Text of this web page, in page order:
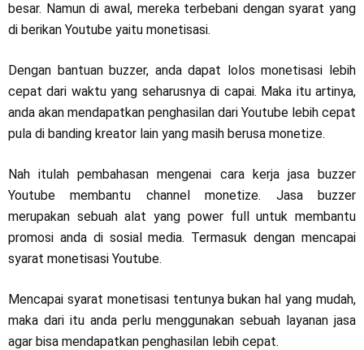
besar. Namun di awal, mereka terbebani dengan syarat yang
di berikan Youtube yaitu monetisasi.
Dengan bantuan buzzer, anda dapat lolos monetisasi lebih
cepat dari waktu yang seharusnya di capai. Maka itu artinya,
anda akan mendapatkan penghasilan dari Youtube lebih cepat
pula di banding kreator lain yang masih berusa monetize.
Nah itulah pembahasan mengenai cara kerja jasa buzzer
Youtube membantu channel monetize. Jasa buzzer
merupakan sebuah alat yang power full untuk membantu
promosi anda di sosial media. Termasuk dengan mencapai
syarat monetisasi Youtube.
Mencapai syarat monetisasi tentunya bukan hal yang mudah,
maka dari itu anda perlu menggunakan sebuah layanan jasa
agar bisa mendapatkan penghasilan lebih cepat.